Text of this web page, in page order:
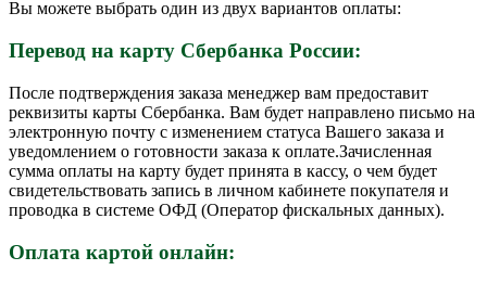
Вы можете выбрать один из двух вариантов оплаты:
Перевод на карту Сбербанка России:
После подтверждения заказа менеджер вам предоставит
реквизиты карты Сбербанка. Вам будет направлено письмо на
электронную почту с изменением статуса Вашего заказа и
уведомлением о готовности заказа к оплате.Зачисленная
сумма оплаты на карту будет принята в кассу, о чем будет
свидетельствовать запись в личном кабинете покупателя и
проводка в системе ОФД (Оператор фискальных данных).
Оплата картой онлайн: